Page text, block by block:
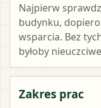
Najpierw
budynku,
wsparcia. Bez
byłoby
Zakres prac